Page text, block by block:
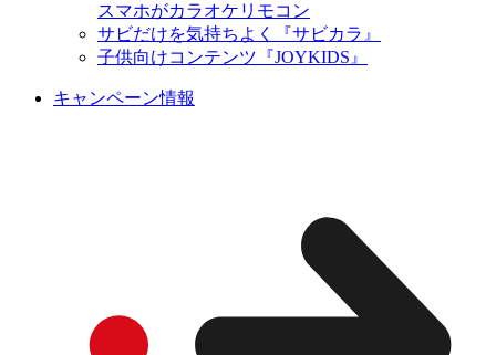
スマホがカラオケリモコン
サビだけを気持ちよく『サビカラ』
子供向けコンテンツ『JOYKIDS』
キャンペーン情報